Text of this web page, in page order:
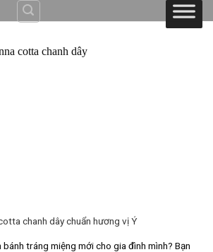
chanh dây chuẩn hương vị Ý
tráng miệng mới cho gia đình mình? Bạn